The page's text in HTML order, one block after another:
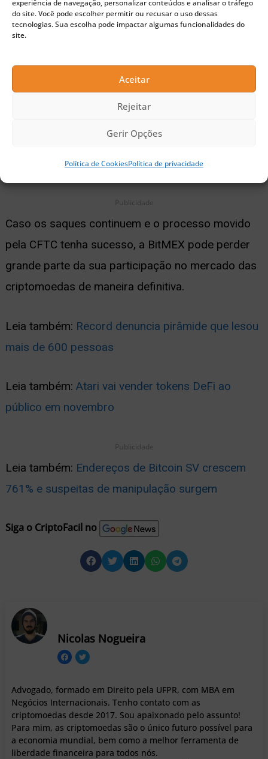
experiência de navegação, personalizar conteúdos e analisar o tráfego
do site. Você pode escolher permitir ou recusar o uso dessas
tecnologias. Sua escolha pode impactar algumas funcionalidades do
site.
Aceitar
Rejeitar
Gerir Opções
Política de CookiesPolítica de privacidade
muito superior de BTC nas suas contas. Em junho
de 2020, ela chegou a deter quase 300 mil BTC, o
Os saques da BitMEX podem interferir diretamente
dinheiro movimentado deve parar em outras
Publicidade
Caso os saques continuem e o processo movido
pela CFTC tenha sucesso, a BitMEX pode perder
grande parte da sua participação no mercado das
criptomoedas de maneira definitiva.
Leia também: Record denuncia pirâmide que lesou
mais de 600 pessoas
Leia também: Atari vai vender tokens DeFi ao
público em novembro
Publicidade
Leia também: Endereços de Bitcoin SV crescem
761% e suspeitas de manipulação surgem
Siga o CriptoFacil no
Nicolas Nogueira
Advogado, formado em Direito pela UFPR, com MBA em
Negócios Internacionais. Tenho contato com as
criptomoedas desde 2017. Sou apaixonado pelo assunto!
Para mim, as criptomoedas são o único futuro possível para
a economia mundial, bem como a melhor ferramenta de
liberdade financeira para todos nós.